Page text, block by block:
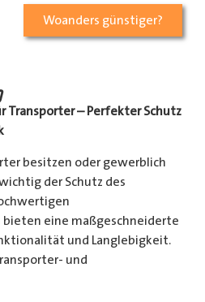
Woanders günstiger?
Transporter – Perfekter Schutz
besitzen oder gewerblich
der Schutz des
bieten eine maßgeschneiderte
und Langlebigkeit.
und